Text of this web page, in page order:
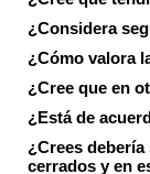
¿Considera
¿Cómo valora
¿Cree que en
¿Está de
¿Crees
cerrados y en